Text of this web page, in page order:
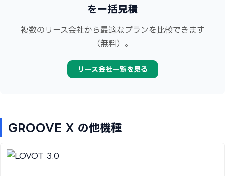
を一括見積
複数のリース会社から最適なプランを比較できます
（無料）。
リース会社一覧を見る
GROOVE X の他機種